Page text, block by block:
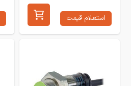
استعلام قیمت